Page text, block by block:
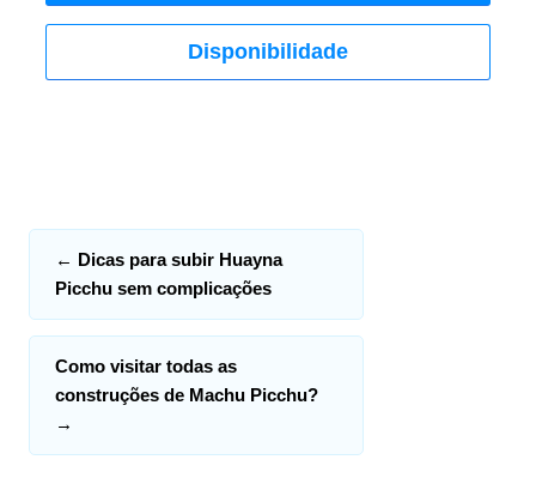
Disponibilidade
← Dicas para subir Huayna
Picchu sem complicações
Como visitar todas as
construções de Machu Picchu?
→